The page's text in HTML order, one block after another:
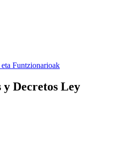
Funtzionarioak
y Decretos Ley